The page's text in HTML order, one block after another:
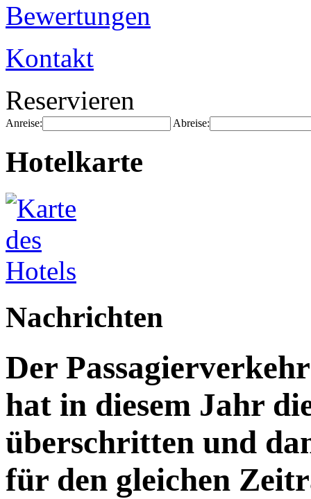
Bewertungen
Kontakt
Reservieren
Anreise: Abreise:
Hotelkarte
Nachrichten
Der
hat in diesem Jahr
überschritten und
für den gleichen